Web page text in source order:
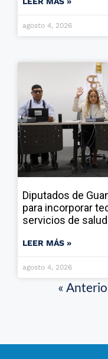
agosto 4, 2026
Diputados de
para incorporar
servicios de
LEER MÁS »
agosto 4, 2026
«